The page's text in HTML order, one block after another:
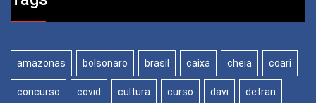
amazonas bolsonaro brasil caixa cheia coari
concurso covid cultura curso davi detran